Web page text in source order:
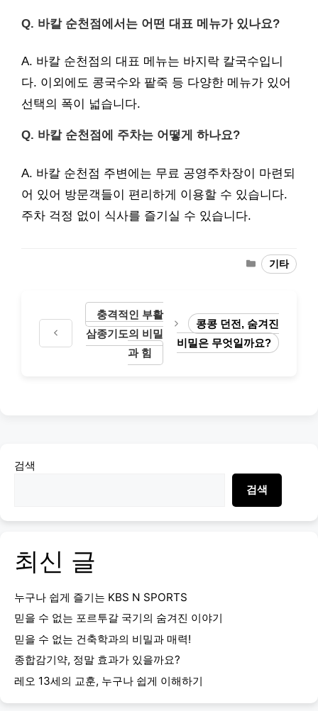
Q. 바칼 순천점에서는 어떤 대표 메뉴가 있나요?
A. 바칼 순천점의 대표 메뉴는 바지락 칼국수입니
다. 이외에도 콩국수와 팥죽 등 다양한 메뉴가 있어
선택의 폭이 넓습니다.
Q. 바칼 순천점에 주차는 어떻게 하나요?
A. 바칼 순천점 주변에는 무료 공영주차장이 마련되
어 있어 방문객들이 편리하게 이용할 수 있습니다.
주차 걱정 없이 식사를 즐기실 수 있습니다.
Categories
기타
충격적인 부활
삼종기도의 비밀
과 힘
콩콩 던전, 숨겨진
비밀은 무엇일까요?
검색
검색
최신 글
누구나 쉽게 즐기는 KBS N SPORTS
믿을 수 없는 포르투갈 국기의 숨겨진 이야기
믿을 수 없는 건축학과의 비밀과 매력!
종합감기약, 정말 효과가 있을까요?
레오 13세의 교훈, 누구나 쉽게 이해하기